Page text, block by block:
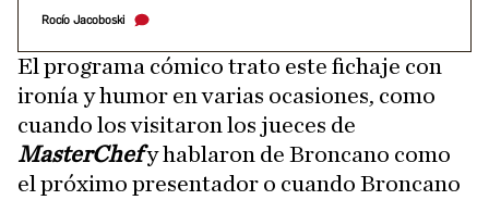
Rocío Jacoboski
El programa cómico trato este fichaje con
ironía y humor en varias ocasiones, como
cuando los visitaron los jueces de
MasterChefy hablaron de Broncano como
el próximo presentador o cuando Broncano